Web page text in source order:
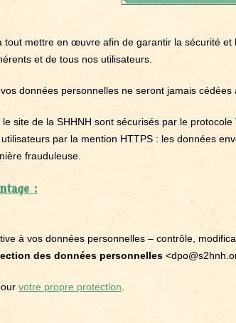
tout mettre en œuvre afin de garantir la sécurité et
et de tous nos utilisateurs.
données personnelles ne seront jamais cédées
site de la SHHNH sont sécurisés par le
par la mention HTTPS : les données
frauduleuse.
:
à vos données personnelles – contrôle,
des données personnelles
votre propre protection